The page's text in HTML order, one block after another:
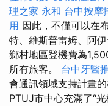
理之家 永和 台中按摩
用 因此，不僅可以在
特、維斯普雷姆、阿
鄉村地區登機費為
所有旅客。 台中牙醫
會通訊領域支持計畫
PTUJ市中心充滿了“